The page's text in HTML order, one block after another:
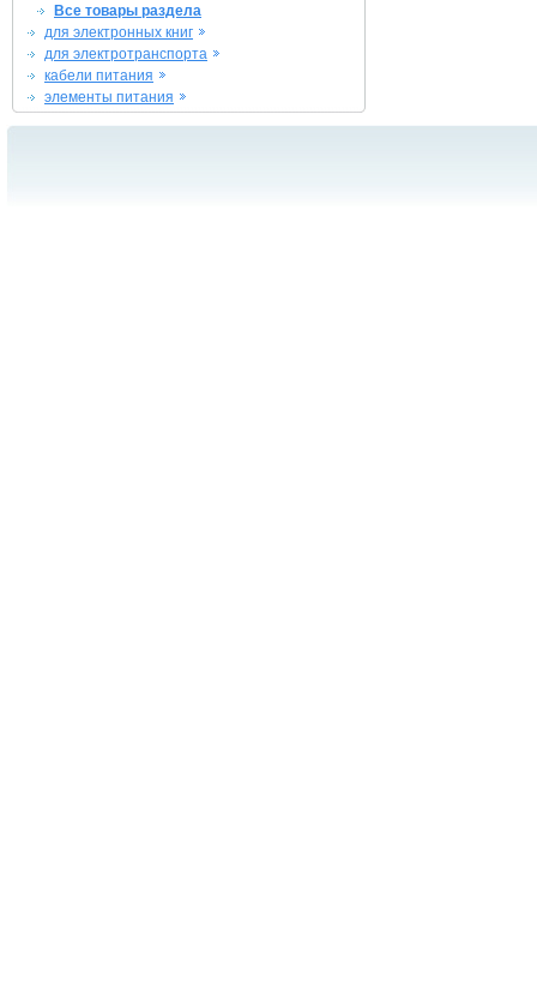
Все товары раздела
для электронных книг
для электротранспорта
кабели питания
элементы питания